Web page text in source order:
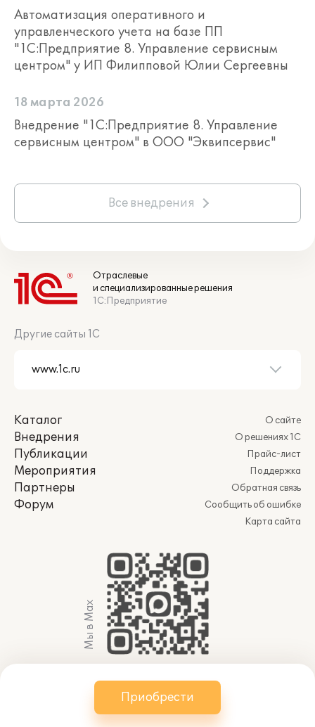
Приобрести
Автоматизация оперативного и
управленческого учета на базе ПП
"1С:Предприятие 8. Управление сервисным
центром" у ИП Филипповой Юлии Сергеевны
18 марта 2026
Внедрение "1С:Предприятие 8. Управление
сервисным центром" в ООО "Эквипсервис"
Все внедрения
Отраслевые
и специализированные решения
1С:Предприятие
Другие сайты 1С
Каталог
Внедрения
Публикации
Мероприятия
Партнеры
Форум
О сайте
О решениях 1С
Прайс-лист
Поддержка
Обратная связь
Сообщить об ошибке
Карта сайта
Мы в Max
© 2011-2026 АО «Группа 1С» (правопреемник ООО
«1С»). Все права защищены.
websol@1c.ru